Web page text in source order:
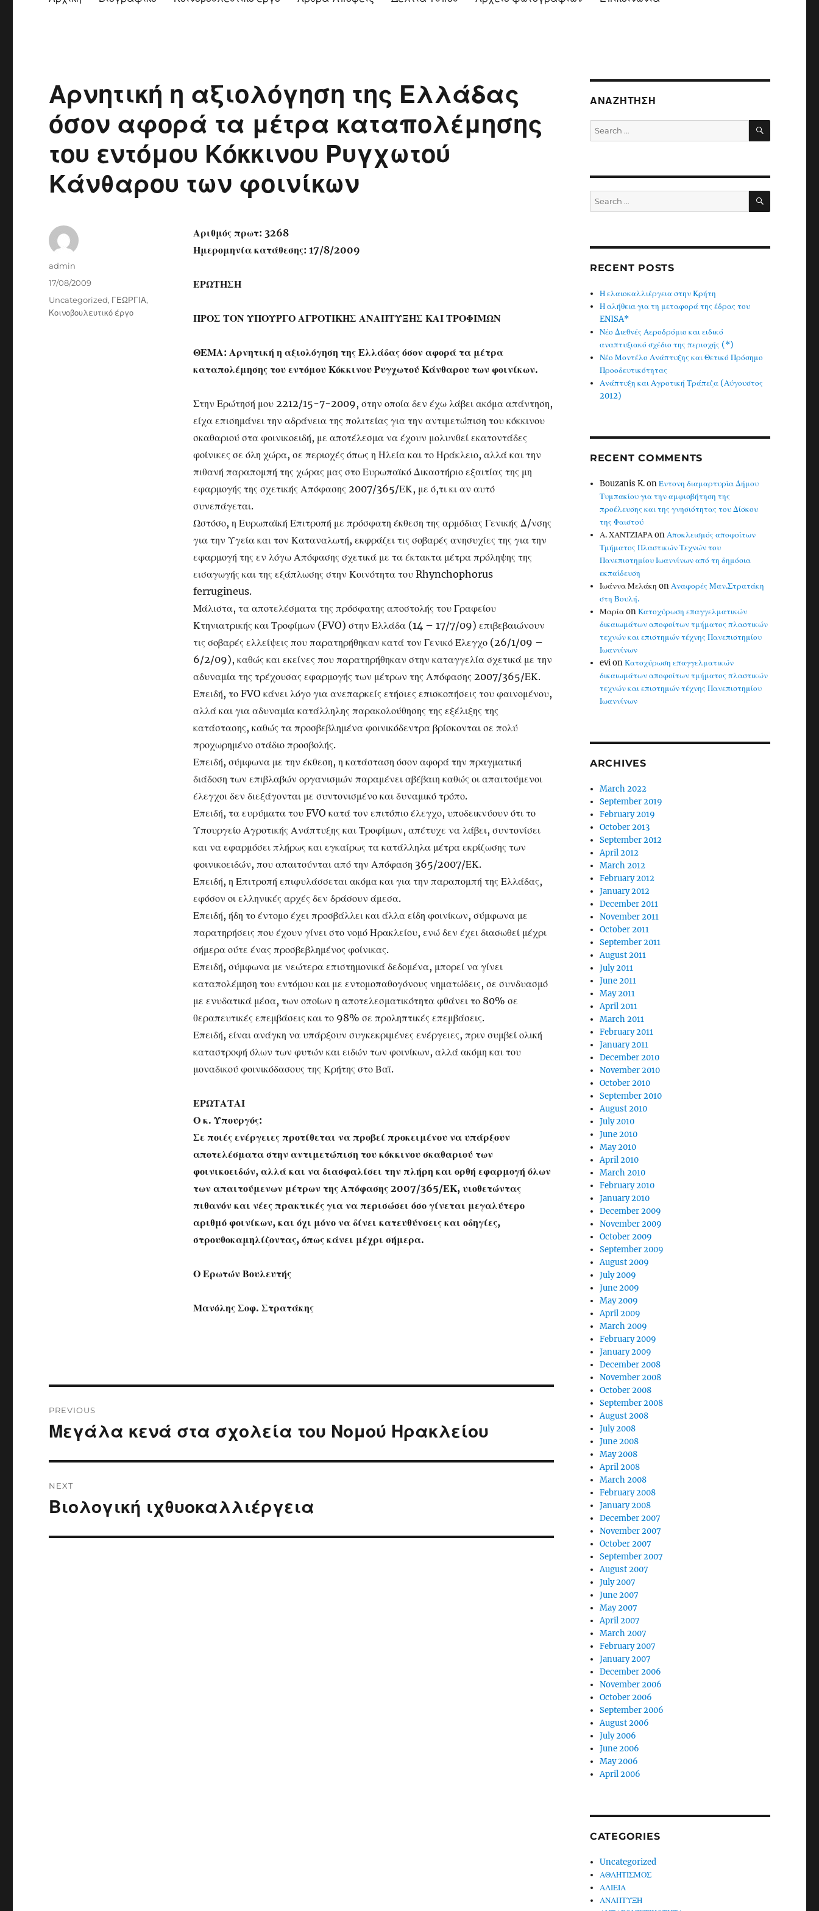
Αρνητική η αξιολόγηση της Ελλάδας
όσον αφορά τα μέτρα καταπολέμησης
του εντόμου Κόκκινου Ρυγχωτού
Κάνθαρου των φοινίκων
Αριθμός πρωτ: 3268
Ημερομηνία κατάθεσης: 17/8/2009
ΕΡΩΤΗΣΗ
ΠΡΟΣ ΤΟΝ ΥΠΟΥΡΓΟ ΑΓΡΟΤΙΚΗΣ ΑΝΑΠΤΥΞΗΣ ΚΑΙ ΤΡΟΦΙΜΩΝ
ΘΕΜΑ: Αρνητική η αξιολόγηση της Ελλάδας όσον αφορά τα μέτρα
καταπολέμησης του εντόμου Κόκκινου Ρυγχωτού Κάνθαρου των φοινίκων.
Στην Ερώτησή μου 2212/15-7-2009, στην οποία δεν έχω λάβει ακόμα απάντηση,
είχα επισημάνει την αδράνεια της πολιτείας για την αντιμετώπιση του κόκκινου
σκαθαριού στα φοινικοειδή, με αποτέλεσμα να έχουν μολυνθεί εκατοντάδες
φοίνικες σε όλη χώρα, σε περιοχές όπως η Ηλεία και το Ηράκλειο, αλλά και την
πιθανή παραπομπή της χώρας μας στο Ευρωπαϊκό Δικαστήριο εξαιτίας της μη
εφαρμογής της σχετικής Απόφασης 2007/365/ΕΚ, με ό,τι κι αν αυτό
συνεπάγεται.
Ωστόσο, η Ευρωπαϊκή Επιτροπή με πρόσφατη έκθεση της αρμόδιας Γενικής Δ/νσης
για την Υγεία και τον Καταναλωτή, εκφράζει τις σοβαρές ανησυχίες της για την
εφαρμογή της εν λόγω Απόφασης σχετικά με τα έκτακτα μέτρα πρόληψης της
εισαγωγής και της εξάπλωσης στην Κοινότητα του Rhynchophorus
ferrugineus.
Μάλιστα, τα αποτελέσματα της πρόσφατης αποστολής του Γραφείου
Κτηνιατρικής και Τροφίμων (FVO) στην Ελλάδα (14 – 17/7/09) επιβεβαιώνουν
τις σοβαρές ελλείψεις που παρατηρήθηκαν κατά τον Γενικό Έλεγχο (26/1/09 –
6/2/09), καθώς και εκείνες που παρατηρήθηκαν στην καταγγελία σχετικά με την
αδυναμία της τρέχουσας εφαρμογής των μέτρων της Απόφασης 2007/365/ΕΚ.
Επειδή, το FVO κάνει λόγο για ανεπαρκείς ετήσιες επισκοπήσεις του φαινομένου,
αλλά και για αδυναμία κατάλληλης παρακολούθησης της εξέλιξης της
κατάστασης, καθώς τα προσβεβλημένα φοινικόδεντρα βρίσκονται σε πολύ
προχωρημένο στάδιο προσβολής.
Επειδή, σύμφωνα με την έκθεση, η κατάσταση όσον αφορά την πραγματική
διάδοση των επιβλαβών οργανισμών παραμένει αβέβαιη καθώς οι απαιτούμενοι
έλεγχοι δεν διεξάγονται με συντονισμένο και δυναμικό τρόπο.
Επειδή, τα ευρύματα του FVO κατά τον επιτόπιο έλεγχο, υποδεικνύουν ότι το
Υπουργείο Αγροτικής Ανάπτυξης και Τροφίμων, απέτυχε να λάβει, συντονίσει
και να εφαρμόσει πλήρως και εγκαίρως τα κατάλληλα μέτρα εκρίζωσης των
φοινικοειδών, που απαιτούνται από την Απόφαση 365/2007/ΕΚ.
Επειδή, η Επιτροπή επιφυλάσσεται ακόμα και για την παραπομπή της Ελλάδας,
εφόσον οι ελληνικές αρχές δεν δράσουν άμεσα.
Επειδή, ήδη το έντομο έχει προσβάλλει και άλλα είδη φοινίκων, σύμφωνα με
παρατηρήσεις που έχουν γίνει στο νομό Ηρακλείου, ενώ δεν έχει διασωθεί μέχρι
σήμερα ούτε ένας προσβεβλημένος φοίνικας.
Επειδή, σύμφωνα με νεώτερα επιστημονικά δεδομένα, μπορεί να γίνει
καταπολέμηση του εντόμου και με εντομοπαθογόνους νηματώδεις, σε συνδυασμό
με ενυδατικά μέσα, των οποίων η αποτελεσματικότητα φθάνει το 80% σε
θεραπευτικές επεμβάσεις και το 98% σε προληπτικές επεμβάσεις.
Επειδή, είναι ανάγκη να υπάρξουν συγκεκριμένες ενέργειες, πριν συμβεί ολική
καταστροφή όλων των φυτών και ειδών των φοινίκων, αλλά ακόμη και του
μοναδικού φοινικόδασους της Κρήτης στο Βαϊ.
ΕΡΩΤΑΤΑΙ
Ο κ. Υπουργός:
Σε ποιές ενέργειες προτίθεται να προβεί προκειμένου να υπάρξουν
αποτελέσματα στην αντιμετώπιση του κόκκινου σκαθαριού των
φοινικοειδών, αλλά και να διασφαλίσει την πλήρη και ορθή εφαρμογή όλων
των απαιτούμενων μέτρων της Απόφασης 2007/365/ΕΚ, υιοθετώντας
πιθανόν και νέες πρακτικές για να περισώσει όσο γίνεται μεγαλύτερο
αριθμό φοινίκων, και όχι μόνο να δίνει κατευθύνσεις και οδηγίες,
στρουθοκαμηλίζοντας, όπως κάνει μέχρι σήμερα.
Ο Ερωτών Βουλευτής
Μανόλης Σοφ. Στρατάκης
Author
admin
Posted
17/08/2009
Categories
Uncategorized, ΓΕΩΡΓΙΑ,
Κοινοβουλευτικό έργο
navigation
PREVIOUS
Previous
Μεγάλα κενά στα σχολεία του Νομού Ηρακλείου
NEXT
Next
Βιολογική ιχθυοκαλλιέργεια
ΑΝΑΖΉΤΗΣΗ
Search
for:
SEARCH
Search
for:
SEARCH
RECENT POSTS
Η ελαιοκαλλιέργεια στην Κρήτη
Η αλήθεια για τη μεταφορά της έδρας του
ENISA*
Νέο Διεθνές Αεροδρόμιο και ειδικό
αναπτυξιακό σχέδιο της περιοχής (*)
Νέο Μοντέλο Ανάπτυξης και Θετικό Πρόσημο
Προοδευτικότητας
Ανάπτυξη και Αγροτική Τράπεζα (Αύγουστος
2012)
RECENT COMMENTS
Bouzanis K.onΈντονη διαμαρτυρία Δήμου
Τυμπακίου για την αμφισβήτηση της
προέλευσης και της γνησιότητας του Δίσκου
της Φαιστού
Α. ΧΑΝΤΖΙΑΡΑonΑποκλεισμός αποφοίτων
Τμήματος Πλαστικών Τεχνών του
Πανεπιστημίου Ιωαννίνων από τη δημόσια
εκπαίδευση
Ιωάννα Μελάκη onΑναφορές Μαν.Στρατάκη
στη Βουλή.
ΜαρίαonΚατοχύρωση επαγγελματικών
δικαιωμάτων αποφοίτων τμήματος πλαστικών
τεχνών και επιστημών τέχνης Πανεπιστημίου
Ιωαννίνων
evionΚατοχύρωση επαγγελματικών
δικαιωμάτων αποφοίτων τμήματος πλαστικών
τεχνών και επιστημών τέχνης Πανεπιστημίου
Ιωαννίνων
ARCHIVES
March 2022
September 2019
February 2019
October 2013
September 2012
April 2012
March 2012
February 2012
January 2012
December 2011
November 2011
October 2011
September 2011
August 2011
July 2011
June 2011
May 2011
April 2011
March 2011
February 2011
January 2011
December 2010
November 2010
October 2010
September 2010
August 2010
July 2010
June 2010
May 2010
April 2010
March 2010
February 2010
January 2010
December 2009
November 2009
October 2009
September 2009
August 2009
July 2009
June 2009
May 2009
April 2009
March 2009
February 2009
January 2009
December 2008
November 2008
October 2008
September 2008
August 2008
July 2008
June 2008
May 2008
April 2008
March 2008
February 2008
January 2008
December 2007
November 2007
October 2007
September 2007
August 2007
July 2007
June 2007
May 2007
April 2007
March 2007
February 2007
January 2007
December 2006
November 2006
October 2006
September 2006
August 2006
July 2006
June 2006
May 2006
April 2006
CATEGORIES
Uncategorized
ΑΘΛΗΤΙΣΜΟΣ
ΑΛΙΕΙΑ
ΑΝΑΠΤΥΞΗ